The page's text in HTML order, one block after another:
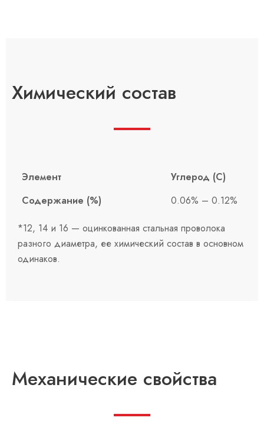
Химический состав
Элемент
Углерод (С)
Содержание (%)
0.06% – 0.12%
*12, 14 и 16 — оцинкованная стальная проволока
разного диаметра, ее химический состав в основном
одинаков.
Механические свойства